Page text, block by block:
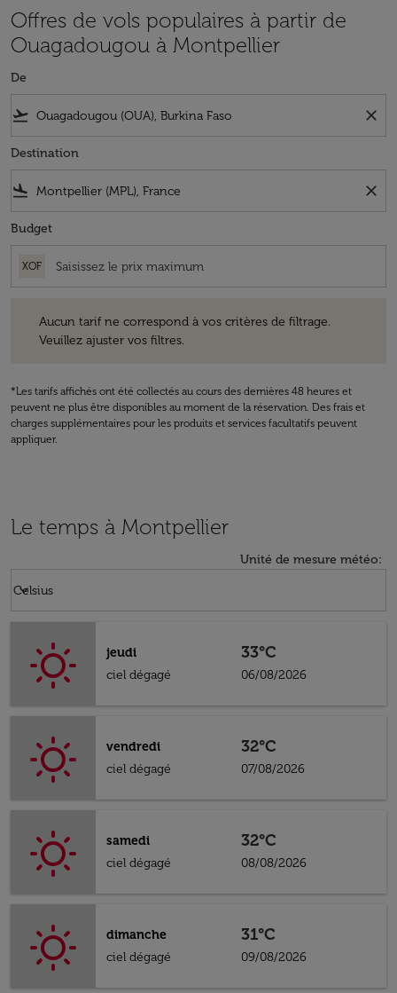
Offres de vols populaires à partir de
Ouagadougou à Montpellier
De
flight_takeoff close
Destination
flight_land close
Budget
XOF
Aucun tarif ne correspond à vos critères de filtrage.
Veuillez ajuster vos filtres.
*Les tarifs affichés ont été collectés au cours des dernières 48 heures et
peuvent ne plus être disponibles au moment de la réservation. Des frais et
charges supplémentaires pour les produits et services facultatifs peuvent
appliquer.
Le temps à Montpellier
Unité de mesure météo:
Celsius
keyboard_arrow_down
jeudi
ciel dégagé
33°C
06/08/2026
vendredi
ciel dégagé
32°C
07/08/2026
samedi
ciel dégagé
32°C
08/08/2026
dimanche
ciel dégagé
31°C
09/08/2026